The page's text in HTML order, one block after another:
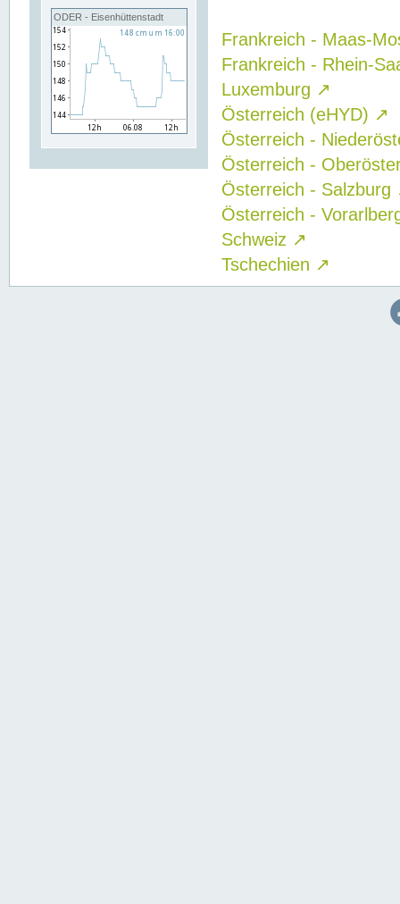
ODER - Eisenhüttenstadt
Frankreich - Maas-
Frankreich - Rhein-
Luxemburg ↗
Österreich (eHYD) ↗
Österreich -
Österreich -
Österreich - Salzburg
Österreich -
Schweiz ↗
Tschechien ↗